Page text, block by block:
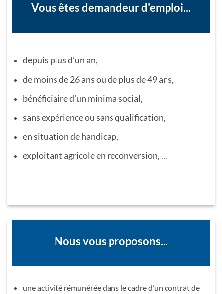
Vous êtes demandeur d'emploi...
depuis plus d’un an,
de moins de 26 ans ou de plus de 49 ans,
bénéficiaire d’un minima social,
sans expérience ou sans qualification,
en situation de handicap,
exploitant agricole en reconversion, …
Nous vous proposons...
une activité rémunérée dans le cadre d’un contrat de